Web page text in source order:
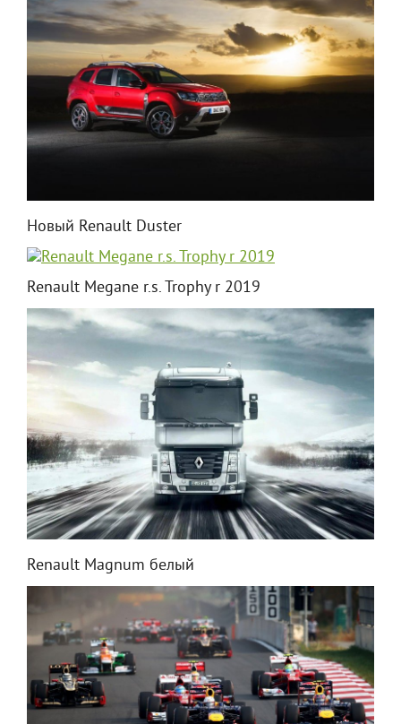
Новый Renault Duster
Renault Megane r.s. Trophy r 2019
Renault Magnum белый